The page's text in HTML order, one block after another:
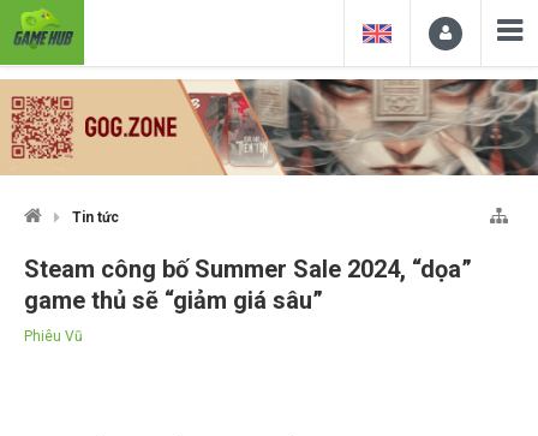
Tin tức
Steam công bố Summer Sale 2024, “dọa”
game thủ sẽ “giảm giá sâu”
Phiêu Vũ